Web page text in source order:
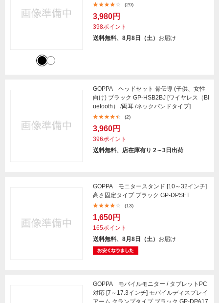
(29)
3,980円
398ポイント
送料無料、8月8日（土） お届け
GOPPA ヘッドセット 骨伝導 (子供、女性
向け) ブラック GP-HSB2BJ [ワイヤレス（Bl
uetooth） /両耳 /ネックバンドタイプ]
(2)
3,960円
396ポイント
送料無料、店在庫有り 2～3日出荷
GOPPA モニタースタンド [10～32インチ]
高さ固定タイプ ブラック GP-DPSFT
(13)
1,650円
165ポイント
送料無料、8月8日（土） お届け
GOPPA モバイルモニター / タブレットPC
対応 [7～17.3インチ] モバイルディスプレイ